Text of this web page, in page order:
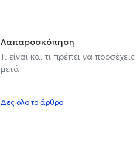
Λαπαροσκόπηση
Τι είναι και τι πρέπει να προσέχεις
μετά
Δες όλο το άρθρο